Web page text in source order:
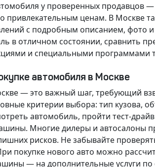
у проверенных продавцов
привлекательным ценам. В Москве
с подробным описанием, фото
в отличном состоянии, сравнить
и специальными программами
автомобиля в Москве
— это важный шаг, требующий
критерии выбора: тип кузова,
автомобиль, пройти тест-
Многие дилеры и автосалоны
рисков. Не забывайте
покупке нового авто можно
— на дополнительные услуги по